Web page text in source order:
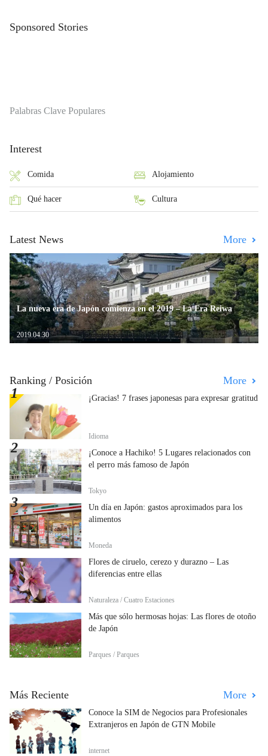
Sponsored Stories
Palabras Clave Populares
Interest
Comida Alojamiento
Qué hacer Cultura
Latest News More
La nueva era de Japón comienza en el 2019 – La Era Reiwa
2019.04.30
Ranking / Posición More
¡Gracias! 7 frases japonesas para expresar gratitud
Idioma
¡Conoce a Hachiko! 5 Lugares relacionados con
el perro más famoso de Japón
Tokyo
Un día en Japón: gastos aproximados para los
alimentos
Moneda
Flores de ciruelo, cerezo y durazno – Las
diferencias entre ellas
Naturaleza / Cuatro Estaciones
Más que sólo hermosas hojas: Las flores de otoño
de Japón
Parques / Parques
Más Reciente More
Conoce la SIM de Negocios para Profesionales
Extranjeros en Japón de GTN Mobile
internet